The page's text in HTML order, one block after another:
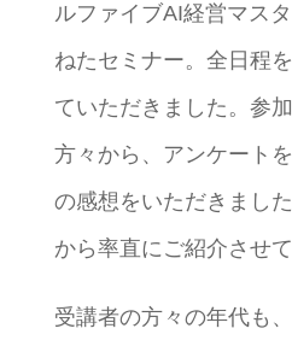
ルファイブAI経営マス
ねたセミナー。全日程
ていただきました。参
方々から、アンケート
の感想をいただきまし
から率直にご紹介させ
受講者の方々の年代も